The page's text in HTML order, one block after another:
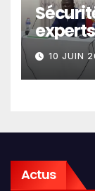
Sahel
en10 JUIN
Actus